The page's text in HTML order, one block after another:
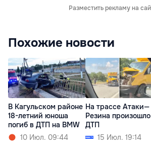
Разместить рекламу на
Похожие новости
В Кагульском районе
18-летний юноша
погиб в ДТП на BMW
10 Июл. 09:44
На трассе Атаки—
Резина произошло
ДТП
15 Июл. 19:14